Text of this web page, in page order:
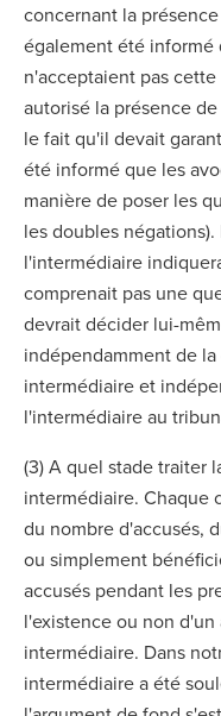
concernant la
également été informé
n'acceptaient pas
autorisé la présence
le fait qu'il devait
été informé que les
manière de poser les
les doubles
l'intermédiaire
comprenait pas une
devrait décider lui-
indépendamment de
intermédiaire et
l'intermédiaire au
(3) A quel stade traiter
intermédiaire. Chaque
du nombre d'accusés,
ou simplement
accusés pendant les
l'existence ou non
intermédiaire. Dans
intermédiaire a été